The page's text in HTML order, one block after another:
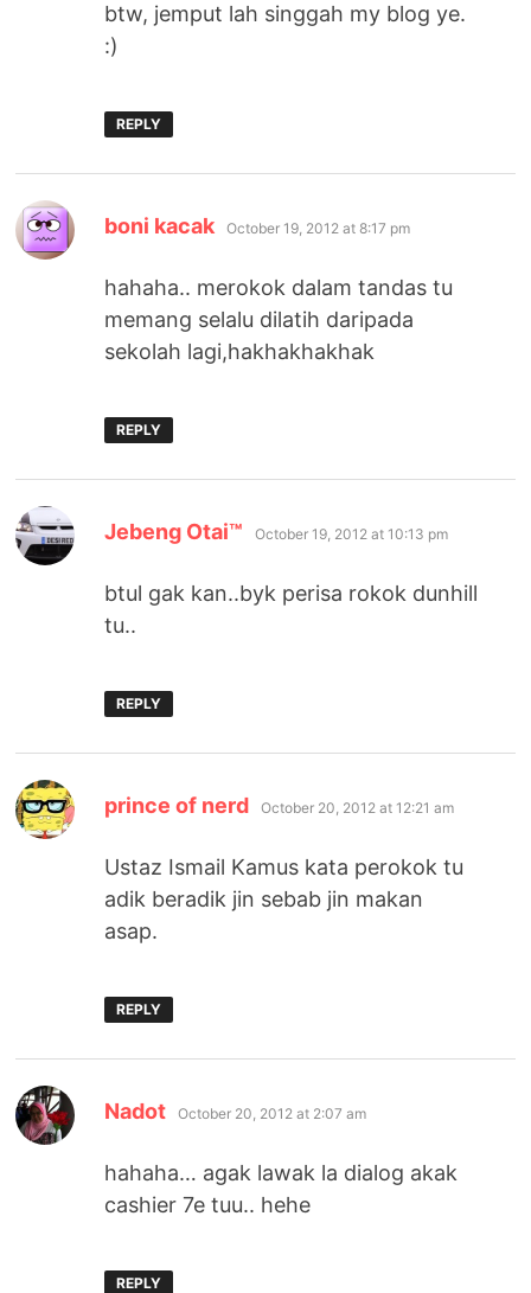
btw, jemput lah singgah my blog ye.
:)
REPLY
boni kacak says:
October 19, 2012 at 8:17 pm
hahaha.. merokok dalam tandas tu
memang selalu dilatih daripada
sekolah lagi,hakhakhakhak
REPLY
Jebeng Otai™ says:
October 19, 2012 at 10:13 pm
btul gak kan..byk perisa rokok dunhill
tu..
REPLY
prince of nerd says:
October 20, 2012 at 12:21 am
Ustaz Ismail Kamus kata perokok tu
adik beradik jin sebab jin makan
asap.
REPLY
Nadot says:
October 20, 2012 at 2:07 am
hahaha… agak lawak la dialog akak
cashier 7e tuu.. hehe
REPLY